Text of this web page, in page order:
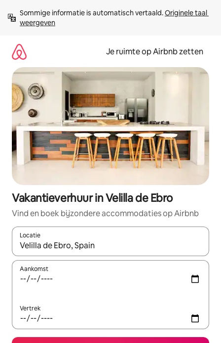
direct
naar
Sommige informatie is automatisch vertaald. Originele taal
weergeven
Je ruimte op Airbnb zetten
Vakantieverhuur in Velilla de Ebro
Vind en boek bijzondere accommodaties op Airbnb
Locatie
Wanneer er suggesties beschikbaar zijn, maak je een keuze
Aankomst
Vertrek